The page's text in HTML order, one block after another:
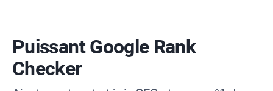
PuissantGoogle Rank
Checker